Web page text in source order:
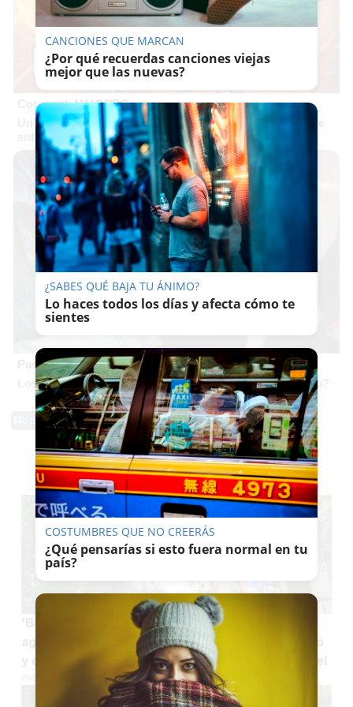
Corepunk MMORPG
Un verdadero MMORPG de la vieja escuela ¡Cómo los de
antes, pero mejor!
Pasaportes que abren puertas
Los pasaportes más poderosos del mundo, ¿está el tuyo?
0 Comentarios
TE PUEDE INTERESAR
'Baño verde' en la calle más fresca de Jerez en
agosto: negocios icónicos, arte contemporáneo
y comida típica jerezana o italiana bajo un vergel
PACO SÁNCHEZ MÚGICA
CANCIONES QUE MARCAN
¿Por qué recuerdas canciones viejas
mejor que las nuevas?
¿SABES QUÉ BAJA TU ÁNIMO?
Lo haces todos los días y afecta cómo te
sientes
COSTUMBRES QUE NO CREERÁS
¿Qué pensarías si esto fuera normal en tu
país?